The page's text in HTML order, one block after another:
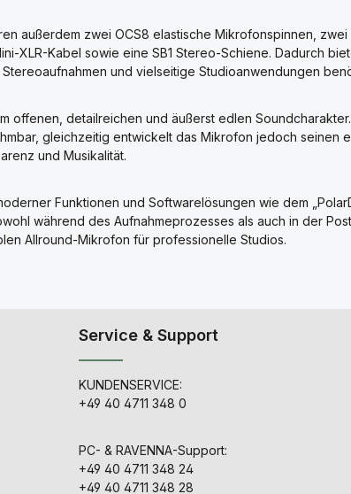
außerdem zwei OCS8 elastische Mikrofonspinnen,
XLR-Kabel sowie eine SB1 Stereo-Schiene. Dadurch
und vielseitige Studioanwendungen
offenen, detailreichen und äußerst edlen
gleichzeitig entwickelt das Mikrofon jedoch seinen
und Musikalität.
Funktionen und Softwarelösungen wie dem
während des Aufnahmeprozesses als auch in der
Allround-Mikrofon für professionelle Studios.
Service & Support
KUNDENSERVICE:
+49 40 4711 348 0
PC- & RAVENNA-Support:
+49 40 4711 348 24
+49 40 4711 348 28